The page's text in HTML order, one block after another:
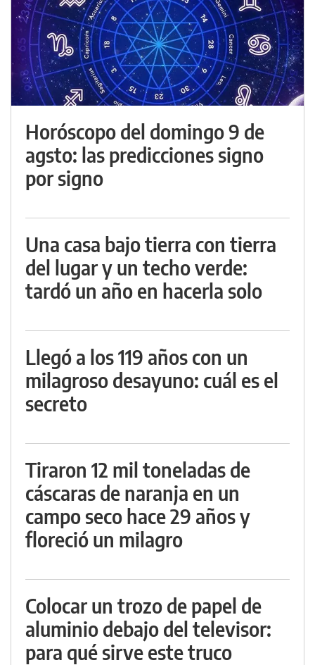
Horóscopo del domingo 9 de
agsto: las predicciones signo
por signo
Una casa bajo tierra con tierra
del lugar y un techo verde:
tardó un año en hacerla solo
Llegó a los 119 años con un
milagroso desayuno: cuál es el
secreto
Tiraron 12 mil toneladas de
cáscaras de naranja en un
campo seco hace 29 años y
floreció un milagro
Colocar un trozo de papel de
aluminio debajo del televisor:
para qué sirve este truco